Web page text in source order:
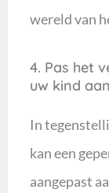
wereld van
4. Pas het
uw kind aan
In
kan een
aangepast